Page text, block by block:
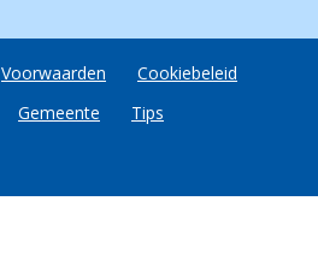
Voorwaarden
Cookiebeleid
Gemeente
Tips